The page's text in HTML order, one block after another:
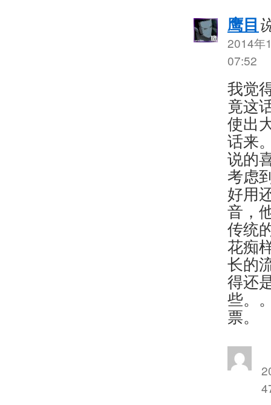
鹰目
2014年
07:52
我觉
竟这
使出
话来
说的
考虑
好用
音，
传统
花痴
长的
得还
些。
票。